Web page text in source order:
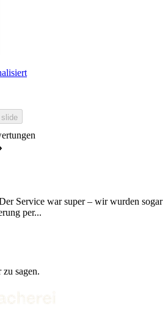
slide
Service war super – wir wurden sogar
per...
sagen.